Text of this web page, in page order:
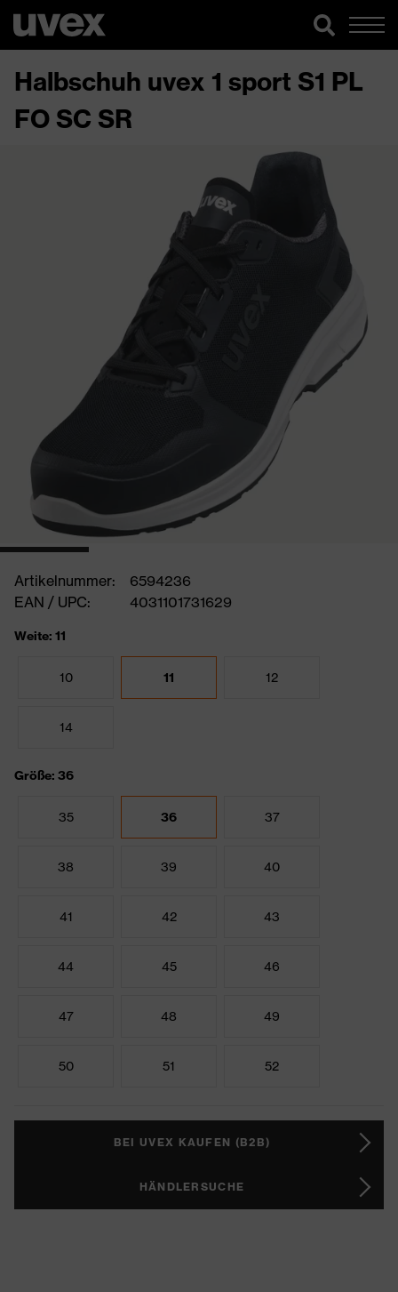
Halbschuh uvex 1 sport S1 PL
FO SC SR
Artikelnummer:
6594236
EAN / UPC:
4031101731629
Weite: 11
10 11 12
14
Größe: 36
35 36 37
38 39 40
41 42 43
44 45 46
47 48 49
50 51 52
BEI UVEX KAUFEN (B2B)
HÄNDLERSUCHE